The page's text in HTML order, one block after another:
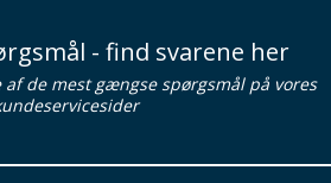
- find svarene her
af de mest gængse spørgsmål på vores